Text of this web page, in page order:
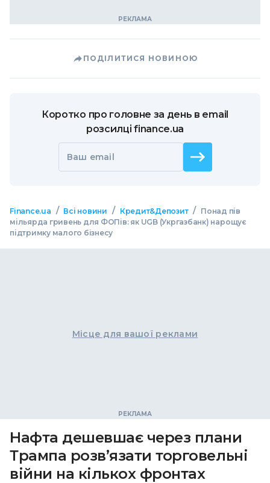
ПОДІЛИТИСЯ НОВИНОЮ
Коротко про головне за день в email
розсилці finance.ua
Ваш email
Finance.ua / Всі новини / Кредит&Депозит / Понад пів
мільярда гривень для ФОПів: як UGB (Укргазбанк) нарощує
підтримку малого бізнесу
Місце для вашої реклами
Нафта дешевшає через плани
Трампа розв’язати торговельні
війни на кількох фронтах